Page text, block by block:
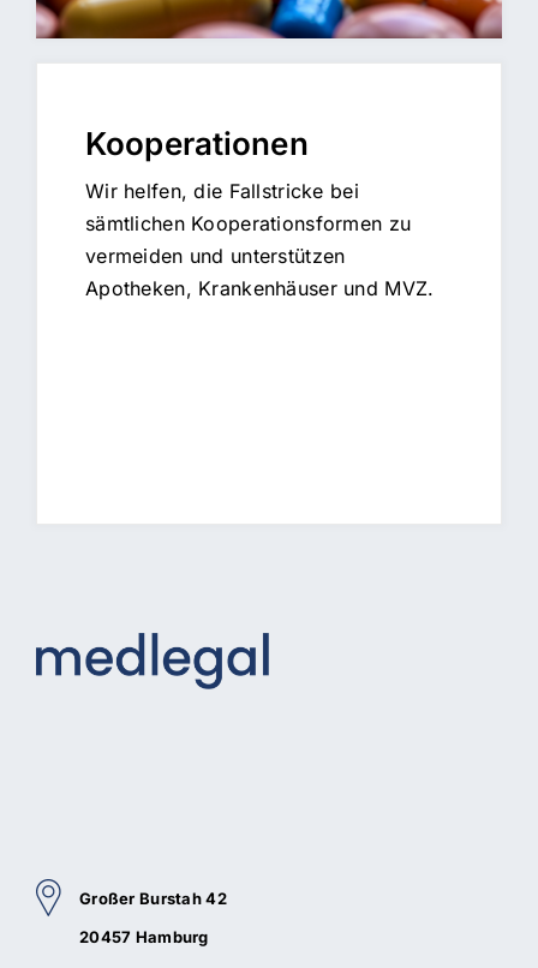
Kooperationen
Wir helfen, die Fallstricke bei
sämtlichen Kooperationsformen zu
vermeiden und unterstützen
Apotheken, Krankenhäuser und MVZ.
Großer Burstah 42
20457 Hamburg